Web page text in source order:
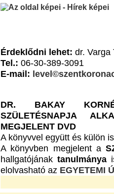
Érdeklődni lehet: dr. Varga
Tel.: 06-30-389-3091
E-mail:
DR. BAKAY
SZÜLETÉSNAPJA
MEGJELENT DVD
A könyvvel együtt és külön
A könyvben megjelent a
hallgatójának tanulmánya
elolvasható az EGYETEMI